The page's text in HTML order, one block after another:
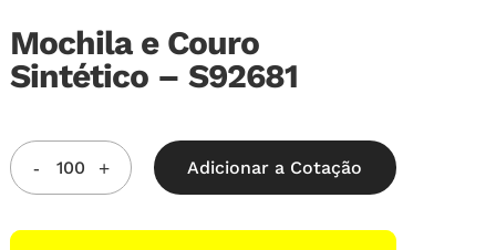
Mochila e Couro
Sintético – S92681
Adicionar a Cotação